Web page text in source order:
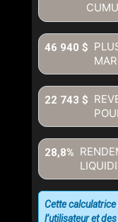
46 940 $
22 743 $
28,8%
Cette
l’utilisateur et